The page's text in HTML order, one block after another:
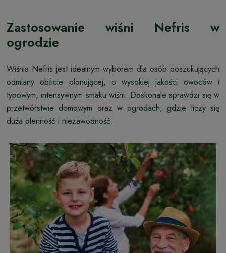
Zastosowanie wiśni Nefris w
ogrodzie
Wiśnia Nefris jest idealnym wyborem dla osób poszukujących
odmiany obficie plonującej, o wysokiej jakości owoców i
typowym, intensywnym smaku wiśni. Doskonale sprawdzi się w
przetwórstwie domowym oraz w ogrodach, gdzie liczy się
duża plenność i niezawodność.